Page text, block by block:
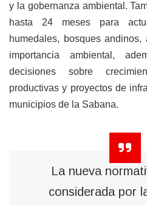
y la gobernanza ambiental.
hasta 24 meses para
humedales, bosques
importancia ambiental,
decisiones sobre
productivas y proyectos de
municipios de la Sabana.
La nueva
considerada por